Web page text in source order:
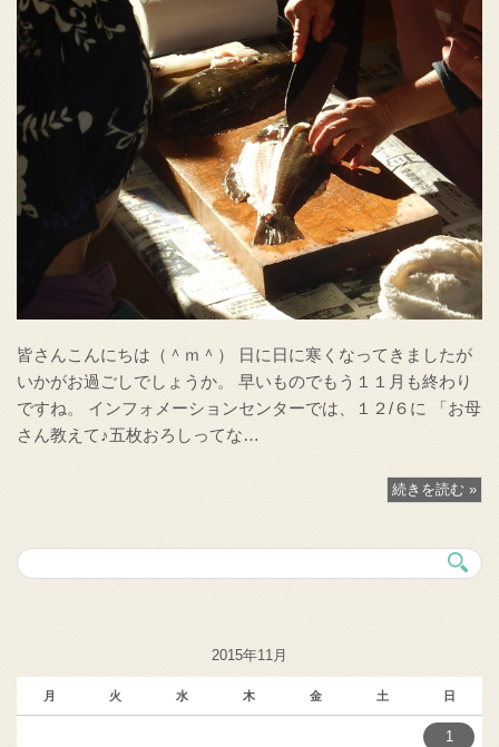
皆さんこんにちは（＾ｍ＾） 日に日に寒くなってきましたが
いかがお過ごしでしょうか。 早いものでもう１１月も終わり
ですね。 インフォメーションセンターでは、１２/６に 「お母
さん教えて♪五枚おろしってな…
続きを読む »
2015年11月
月 火 水 木 金 土 日
1